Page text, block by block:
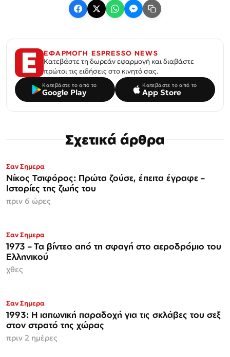
ΕΦΑΡΜΟΓΗ ESPRESSO NEWS
Κατεβάστε τη δωρεάν εφαρμογή και διαβάστε
πρώτοι τις ειδήσεις στο κινητό σας.
Κατεβάστε το από το
Google Play
Κατεβάστε το από το
App Store
Σχετικά άρθρα
Σαν Σημερα
Νίκος Τσιφόρος: Πρώτα ζούσε, έπειτα έγραφε –
Ιστορίες της ζωής του
πριν 6 ώρες
Σαν Σημερα
1973 – Τα βίντεο από τη σφαγή στο αεροδρόμιο του
Ελληνικού
χθες
Σαν Σημερα
1993: Η ιαπωνική παραδοχή για τις σκλάβες του σεξ
στον στρατό της χώρας
πριν 2 ημέρες